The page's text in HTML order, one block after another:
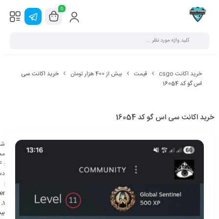
0
خرید اکانت csgo قیمت بیش از 400 هزار تومان
خرید اکانت سی
اس گو کد 16054
خرید اکانت سی اس گو کد 16054
:
:
1
,